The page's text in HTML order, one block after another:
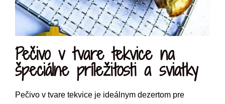
Pečivo v tvare tekvice na
špeciálne príležitosti a sviatky
Pečivo v tvare tekvice je ideálnym dezertom pre